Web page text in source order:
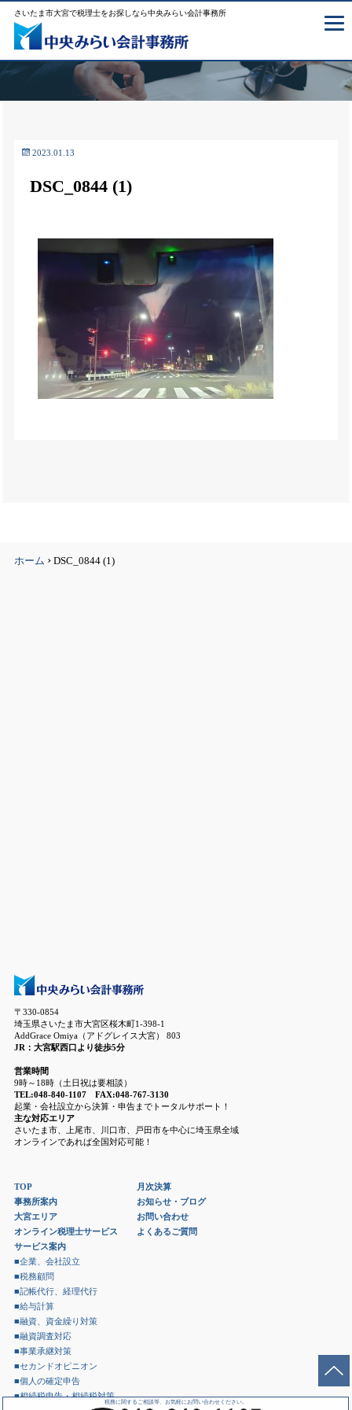
さいたま市大宮で税理士をお探しなら中央みらい会計事務所
税務に関するご相談等、お気軽にお問い合わせください。
2023.01.13
DSC_0844 (1)
ホーム ›DSC_0844 (1)
〒330-0854
埼玉県さいたま市大宮区桜木町1-398-1
AddGrace Omiya（アドグレイス大宮） 803
JR：大宮駅西口より徒歩5分
営業時間
9時～18時（土日祝は要相談）
TEL:048-840-1107 FAX:048-767-3130
起業・会社設立から決算・申告までトータルサポート！
主な対応エリア
さいたま市、上尾市、川口市、戸田市を中心に埼玉県全域
オンラインであれば全国対応可能！
TOP
事務所案内
大宮エリア
オンライン税理士サービス
サービス案内
■企業、会社設立
■税務顧問
■記帳代行、経理代行
■給与計算
■融資、資金繰り対策
■融資調査対応
■事業承継対策
■セカンドオピニオン
■個人の確定申告
■相続税申告・相続税対策
月次決算
お知らせ・ブログ
お問い合わせ
よくあるご質問